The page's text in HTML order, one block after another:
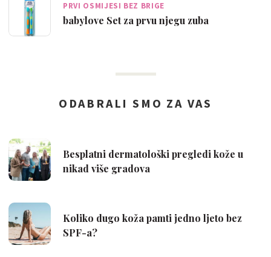
PRVI OSMIJESI BEZ BRIGE
babylove Set za prvu njegu zuba